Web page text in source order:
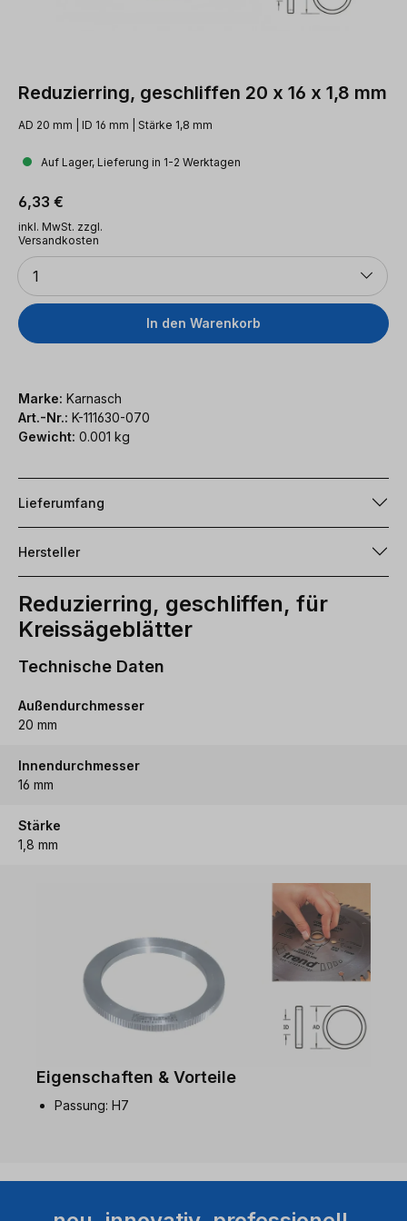
Reduzierring, geschliffen 20 x 16 x 1,8 mm
AD 20 mm | ID 16 mm | Stärke 1,8 mm
Auf Lager, Lieferung in 1-2 Werktagen
Regulärer Preis:
6,33 €
inkl. MwSt. zzgl.
Versandkosten
Anzahl
1
In den Warenkorb
Marke: Karnasch
Art.-Nr.: K-111630-070
Gewicht: 0.001 kg
Lieferumfang
Hersteller
Reduzierring, geschliffen, für
Kreissägeblätter
Technische Daten
Außendurchmesser
20 mm
Innendurchmesser
16 mm
Stärke
1,8 mm
Eigenschaften & Vorteile
Passung: H7